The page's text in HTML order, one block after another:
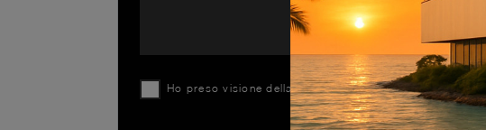
Ho preso visione dellaPrivacy Policy